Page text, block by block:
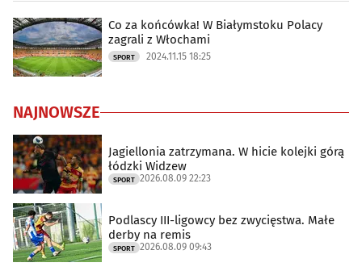
Co za końcówka! W Białymstoku Polacy
zagrali z Włochami
SPORT 2024.11.15 18:25
NAJNOWSZE
Jagiellonia zatrzymana. W hicie kolejki górą
łódzki Widzew
SPORT 2026.08.09 22:23
Podlascy III-ligowcy bez zwycięstwa. Małe
derby na remis
SPORT 2026.08.09 09:43